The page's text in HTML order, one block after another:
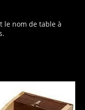
le nom de table à